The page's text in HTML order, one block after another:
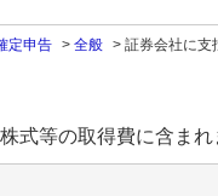
定申告 > 全般 > 証券会社に支
式等の取得費に含まれ